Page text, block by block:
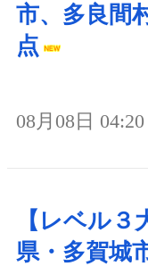
市、多良間
点
08月08日 04:20
【レベル３
県・多賀城